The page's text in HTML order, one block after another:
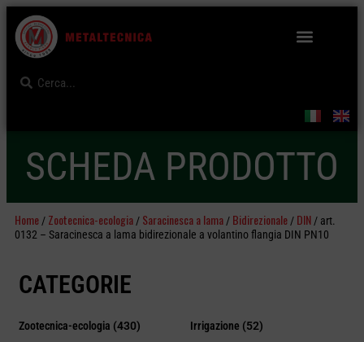
SCHEDA PRODOTTO
Home / Zootecnica-ecologia / Saracinesca a lama / Bidirezionale / DIN / art.
0132 – Saracinesca a lama bidirezionale a volantino flangia DIN PN10
CATEGORIE
Zootecnica-ecologia (430) Irrigazione (52)